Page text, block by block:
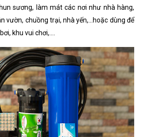
sương, làm mát các nơi như nhà hàng,
vườn, chuồng trại, nhà yến,...hoặc dùng để
khu vui chơi,....